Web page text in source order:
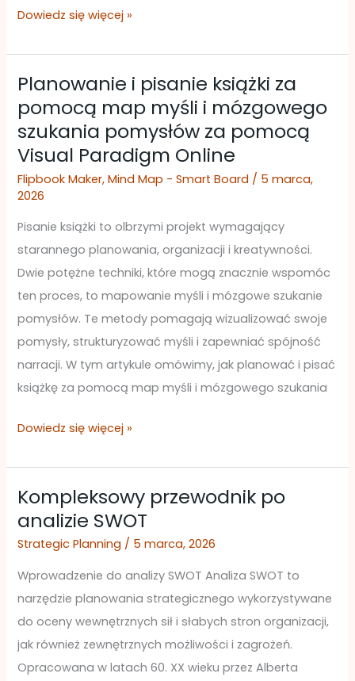
Dowiedz się więcej »
Planowanie i pisanie książki za
pomocą map myśli i mózgowego
szukania pomysłów za pomocą
Visual Paradigm Online
Flipbook Maker,Mind Map - Smart Board / 5 marca,
2026
Pisanie książki to olbrzymi projekt wymagający
starannego planowania, organizacji i kreatywności.
Dwie potężne techniki, które mogą znacznie wspomóc
ten proces, to mapowanie myśli i mózgowe szukanie
pomysłów. Te metody pomagają wizualizować swoje
pomysły, strukturyzować myśli i zapewniać spójność
narracji. W tym artykule omówimy, jak planować i pisać
książkę za pomocą map myśli i mózgowego szukania
Planowanie
i
pisanie
książki
za
pomocą
map
myśli
i
mózgowego
szukania
pomysłów
pomocą
Paradigm
Dowiedz się więcej »
Kompleksowy przewodnik po
analizie SWOT
Strategic Planning / 5 marca, 2026
Wprowadzenie do analizy SWOT Analiza SWOT to
narzędzie planowania strategicznego wykorzystywane
do oceny wewnętrznych sił i słabych stron organizacji,
jak również zewnętrznych możliwości i zagrożeń.
Opracowana w latach 60. XX wieku przez Alberta
Kompleksowy
przewodnik
po
SWOT